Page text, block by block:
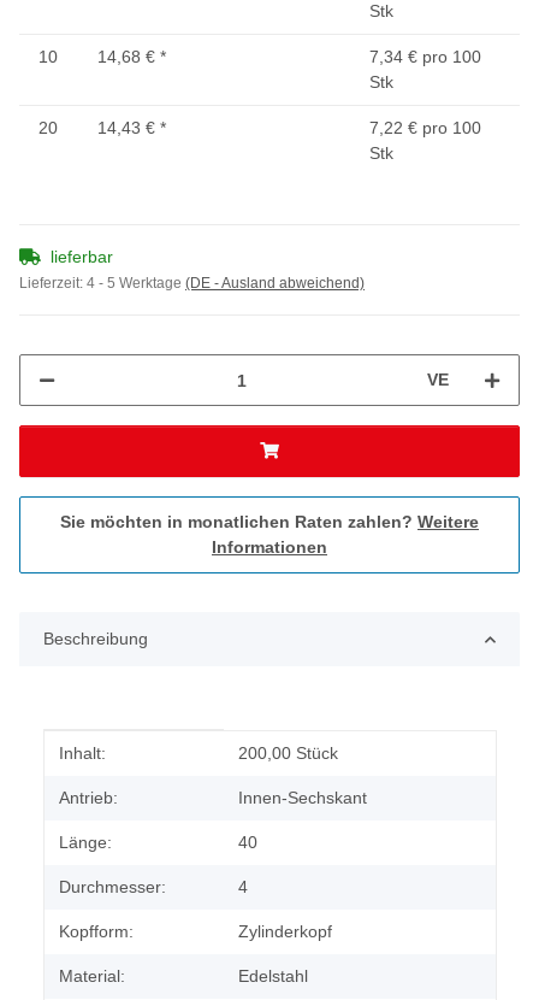
Stk
10 14,68 € *
7,34 € pro 100
Stk
20 14,43 € *
7,22 € pro 100
Stk
lieferbar
Lieferzeit: 4 - 5 Werktage (DE - Ausland abweichend)
VE
Sie möchten in monatlichen Raten zahlen? Weitere
Informationen
Beschreibung
Produkteigenschaft
Wert
Inhalt: 200,00 Stück
Antrieb: Innen-Sechskant
Länge: 40
Durchmesser: 4
Kopfform: Zylinderkopf
Material: Edelstahl